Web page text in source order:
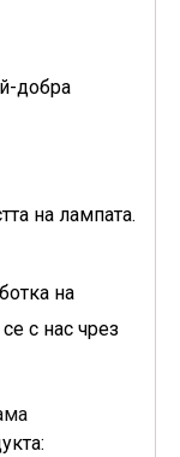
добра
на лампата.
на
с нас чрез